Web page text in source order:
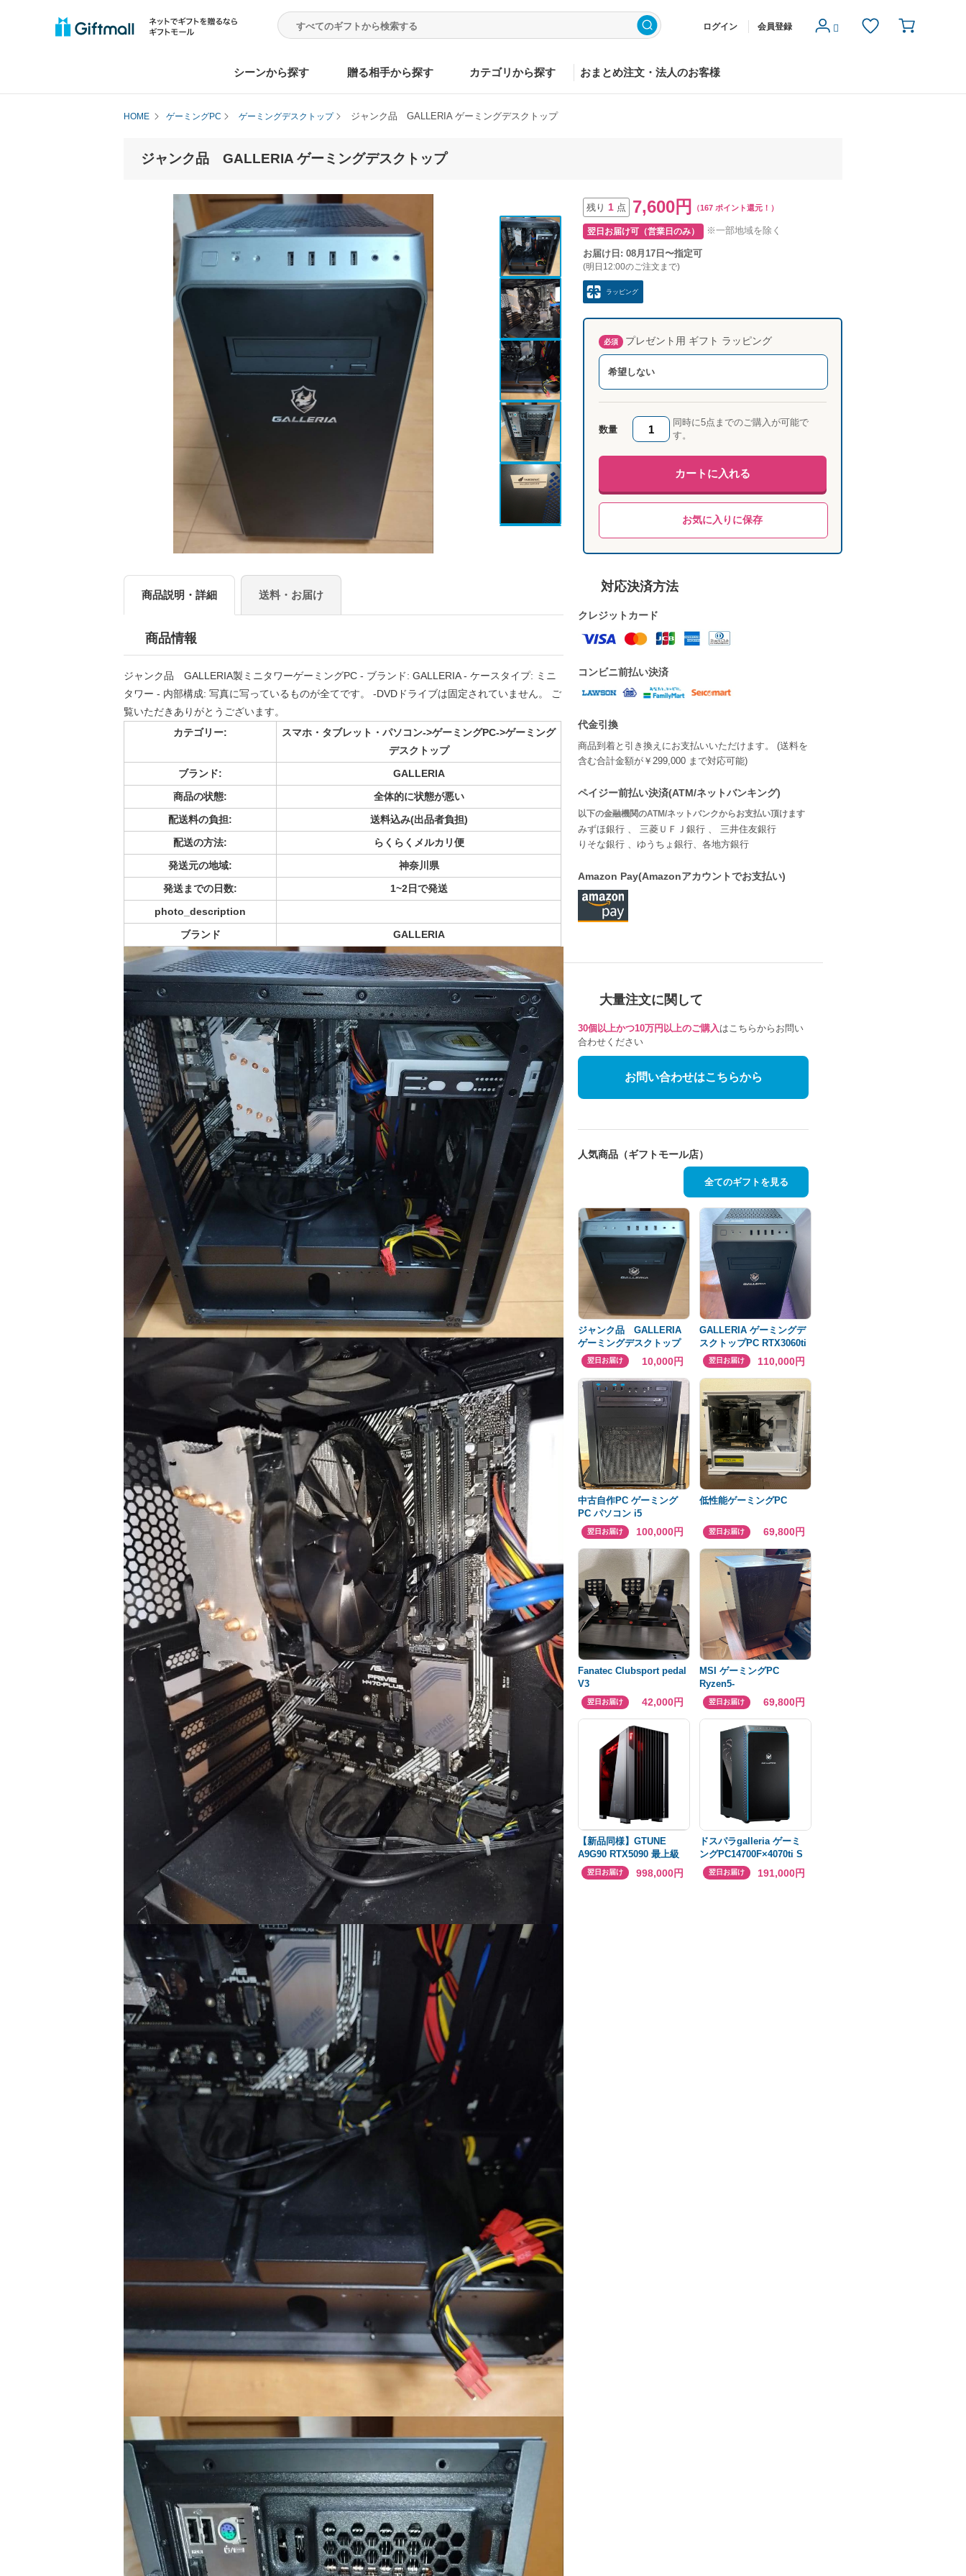
ログイン 会員登録
シーンから探す 贈る相手から探す カテゴリから探す おまとめ注文・法人のお客様
HOME ゲーミングPC ゲーミングデスクトップ ジャンク品 GALLERIA ゲーミングデスクトップ
ジャンク品 GALLERIA ゲーミングデスクトップ
商品説明・詳細 送料・お届け
商品情報
ジャンク品 GALLERIA製ミニタワーゲーミングPC - ブランド: GALLERIA - ケースタイプ: ミニ
タワー - 内部構成: 写真に写っているものが全てです。 -DVDドライブは固定されていません。 ご
覧いただきありがとうございます。
カテゴリー:
スマホ・タブレット・パソコン->ゲーミングPC->ゲーミング
デスクトップ
ブランド:
GALLERIA
商品の状態:
全体的に状態が悪い
配送料の負担:
送料込み(出品者負担)
配送の方法:
らくらくメルカリ便
発送元の地域:
神奈川県
発送までの日数:
1~2日で発送
photo_description
ブランド
GALLERIA
残り 1 点 7,600円 （167 ポイント還元！）
翌日お届け可（営業日のみ） ※一部地域を除く
お届け日: 08月17日〜指定可
(明日12:00のご注文まで)
ラッピング
必須 プレゼント用 ギフト ラッピング
希望しない
数量
同時に5点までのご購入が可能で
す。
カートに入れる
お気に入りに保存
対応決済方法
クレジットカード
コンビニ前払い決済
代金引換
商品到着と引き換えにお支払いいただけます。 (送料を
含む合計金額が￥299,000 まで対応可能)
ペイジー前払い決済(ATM/ネットバンキング)
以下の金融機関のATM/ネットバンクからお支払い頂けます
みずほ銀行 、 三菱ＵＦＪ銀行 、 三井住友銀行
りそな銀行 、ゆうちょ銀行、各地方銀行
Amazon Pay(Amazonアカウントでお支払い)
大量注文に関して
30個以上かつ10万円以上のご購入 はこちらからお問い
合わせください
お問い合わせはこちらから
人気商品（ギフトモール店）
全てのギフトを見る
ジャンク品 GALLERIA
ゲーミングデスクトップ
翌日お届け 10,000円
GALLERIA ゲーミングデ
スクトップPC RTX3060ti
翌日お届け 110,000円
中古自作PC ゲーミング
PC パソコン i5
SSD500GB HDD2TB
翌日お届け 100,000円
低性能ゲーミングPC
翌日お届け 69,800円
Fanatec Clubsport pedal
V3
翌日お届け 42,000円
MSI ゲーミングPC
Ryzen5-
5600X/16GB/RTX4060
翌日お届け 69,800円
【新品同様】GTUNE
A9G90 RTX5090 最上級
オプション+ 3年保証
翌日お届け 998,000円
ドスパラgalleria ゲーミ
ングPC14700F×4070ti S
翌日お届け 191,000円